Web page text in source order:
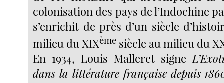
colonisation des pays de l’Indochine
s’enrichit de près d’un siècle
milieu du XIXème siècle au milieu du
En 1934, Louis Malleret signe
dans la littérature française depuis